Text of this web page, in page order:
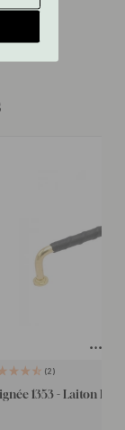
2
1353 - Laiton